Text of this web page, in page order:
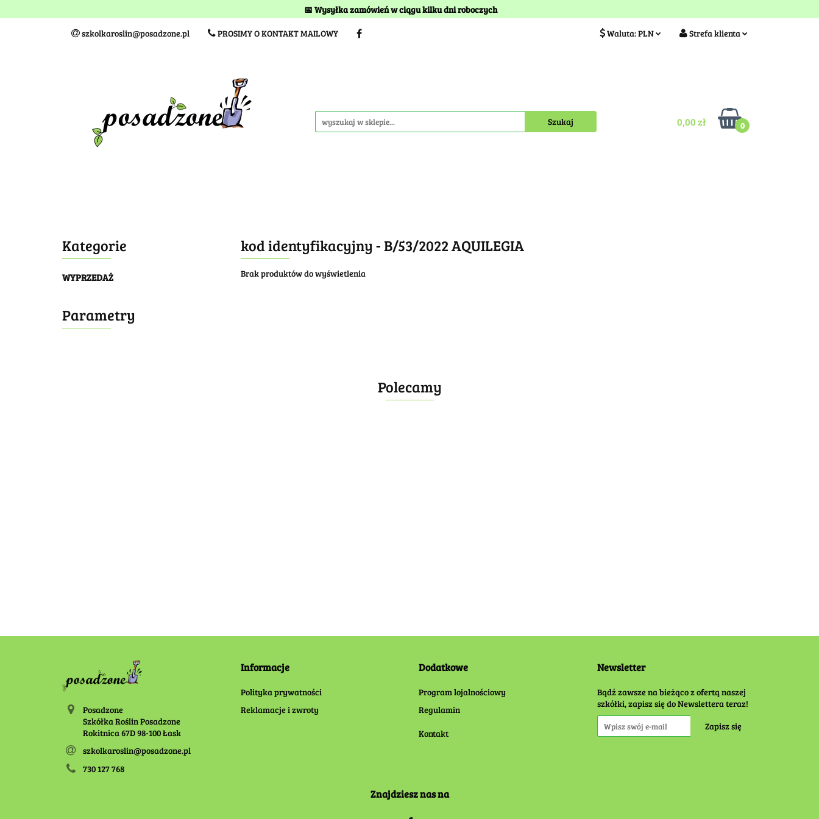
📅 Wysyłka zamówień w ciągu kilku dni roboczych
szkolkaroslin@posadzone.pl PROSIMY O KONTAKT MAILOWY Waluta:PLN Strefa klienta
0,00 zł 0
Wielkość sadzonki TERMINY I KOSZTY DOSTAWY BEZ TORFU Kwitnienia Idea szkółki
Kategorie
WYPRZEDAŻ
Parametry
kod identyfikacyjny - B/53/2022 AQUILEGIA
Brak produktów do wyświetlenia
Polecamy
Posadzone
Szkółka Roślin Posadzone
Rokitnica 67D 98-100 Łask
szkolkaroslin@posadzone.pl
730 127 768
Informacje
Polityka prywatności
Reklamacje i zwroty
Dodatkowe
Program lojalnościowy
Regulamin
Kontakt
Newsletter
Bądź zawsze na bieżąco z ofertą naszej
szkółki, zapisz się do Newslettera teraz!
Znajdziesz nas na